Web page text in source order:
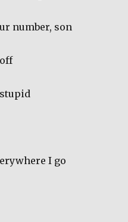
number, son
I go